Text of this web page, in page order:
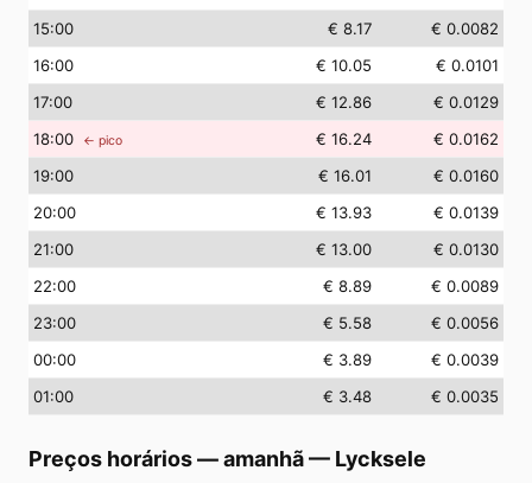
15:00 € 8.17
€ 0.0082
16:00 € 10.05
€ 0.0101
17:00 € 12.86
€ 0.0129
18:00 ← pico € 16.24
€ 0.0162
19:00 € 16.01
€ 0.0160
20:00 € 13.93
€ 0.0139
21:00 € 13.00
€ 0.0130
22:00 € 8.89
€ 0.0089
23:00 € 5.58
€ 0.0056
00:00 € 3.89
€ 0.0039
01:00 € 3.48 € 0.0035
Preços horários — amanhã— Lycksele